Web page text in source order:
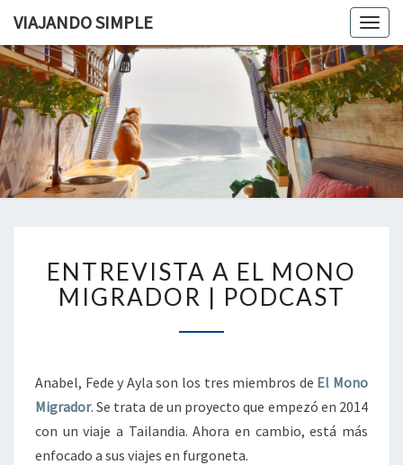
VIAJANDO SIMPLE
SIMPLE
Viviendo
En Un
Camión
Por
Europa
A
EL
MONO
MIGRADOR
ENTREVISTA A EL MONO
MIGRADOR | PODCAST
Anabel, Fede y Ayla son los tres miembros de El Mono
Migrador. Se trata de un proyecto que empezó en 2014
con un viaje a Tailandia. Ahora en cambio, está más
enfocado a sus viajes en furgoneta.